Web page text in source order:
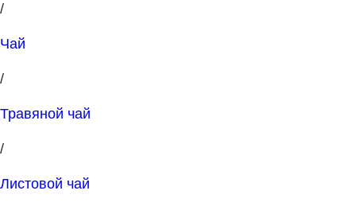
/
Чай
/
Травяной чай
/
Листовой чай